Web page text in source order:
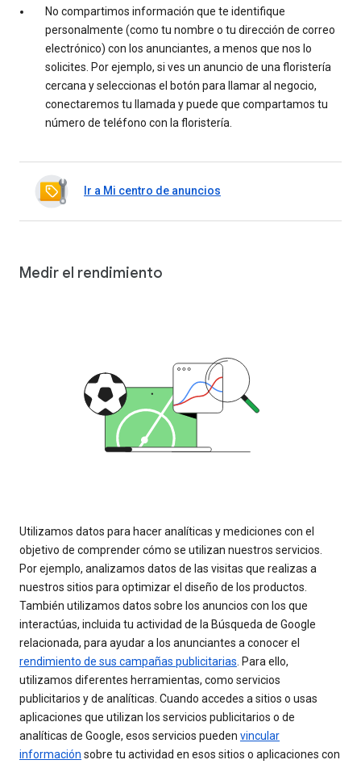
No compartimos información que te identifique
personalmente (como tu nombre o tu dirección de correo
electrónico) con los anunciantes, a menos que nos lo
solicites. Por ejemplo, si ves un anuncio de una floristería
cercana y seleccionas el botón para llamar al negocio,
conectaremos tu llamada y puede que compartamos tu
número de teléfono con la floristería.
Ir a Mi centro de anuncios
Medir el rendimiento
Utilizamos datos para hacer analíticas y mediciones con el
objetivo de comprender cómo se utilizan nuestros servicios.
Por ejemplo, analizamos datos de las visitas que realizas a
nuestros sitios para optimizar el diseño de los productos.
También utilizamos datos sobre los anuncios con los que
interactúas, incluida tu actividad de la Búsqueda de Google
relacionada, para ayudar a los anunciantes a conocer el
rendimiento de sus campañas publicitarias. Para ello,
utilizamos diferentes herramientas, como servicios
publicitarios y de analíticas. Cuando accedes a sitios o usas
aplicaciones que utilizan los servicios publicitarios o de
analíticas de Google, esos servicios pueden vincular
información sobre tu actividad en esos sitios o aplicaciones con